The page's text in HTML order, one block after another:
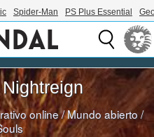
Spider-Man PS Plus Essential
online/Mundo abierto/